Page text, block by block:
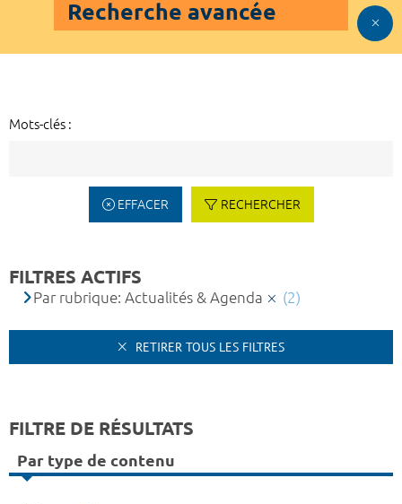
Recherche avancée
Mots-clés :
EFFACER RECHERCHER
FILTRES ACTIFS
Par rubrique: Actualités & Agenda (2)
RETIRER TOUS LES FILTRES
FILTRE DE RÉSULTATS
Par type de contenu